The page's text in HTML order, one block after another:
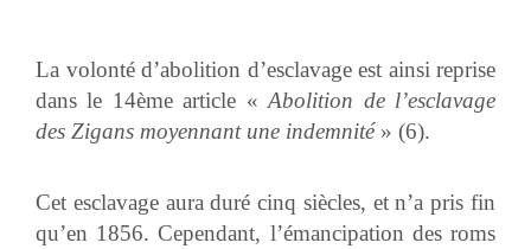
La volonté d’abolition d’esclavage est ainsi reprise
dans le 14ème article «Abolition de l’esclavage
des Zigans moyennant une indemnité» (6).
Cet esclavage aura duré cinq siècles, et n’a pris fin
qu’en 1856. Cependant, l’émancipation des roms